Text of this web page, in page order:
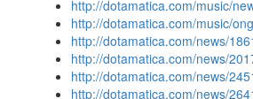
http://dotamatica.com/music/
http://dotamatica.com/music/
http://dotamatica.com/news/
http://dotamatica.com/news/
http://dotamatica.com/news/
http://dotamatica.com/news/